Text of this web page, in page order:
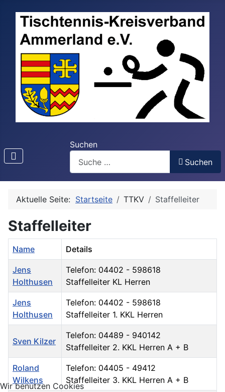
Suchen
Suchen
Aktuelle Seite: Startseite TTKV Staffelleiter
Staffelleiter
Name Details
Jens
Holthusen
Telefon: 04402 - 598618
Staffelleiter KL Herren
Jens
Holthusen
Telefon: 04402 - 598618
Staffelleiter 1. KKL Herren
Sven Kilzer
Telefon: 04489 - 940142
Staffelleiter 2. KKL Herren A + B
Roland
Wilkens
Telefon: 04405 - 49412
Staffelleiter 3. KKL Herren A + B
Wir benutzen Cookies